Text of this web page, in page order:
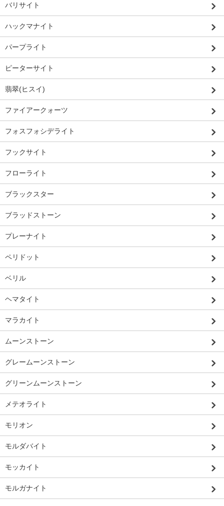
バリサイト
ハックマナイト
パープライト
ピーターサイト
翡翠(ヒスイ)
ファイアークォーツ
フォスフォシデライト
フックサイト
フローライト
ブラックスター
ブラッドストーン
プレーナイト
ペリドット
ベリル
ヘマタイト
マラカイト
ムーンストーン
グレームーンストーン
グリーンムーンストーン
メテオライト
モリオン
モルダバイト
モッカイト
モルガナイト